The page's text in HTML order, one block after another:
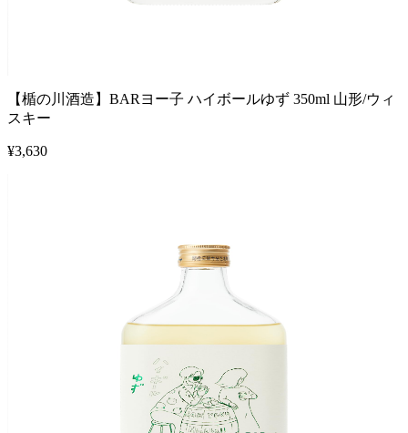
【楯の川酒造】BARヨー子 ハイボールゆず 350ml 山形/ウィ
スキー
¥3,630